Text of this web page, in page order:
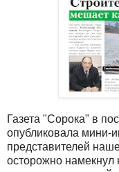
Газета "Сорока" в
опубликовала мини-
представителей
осторожно намекнул